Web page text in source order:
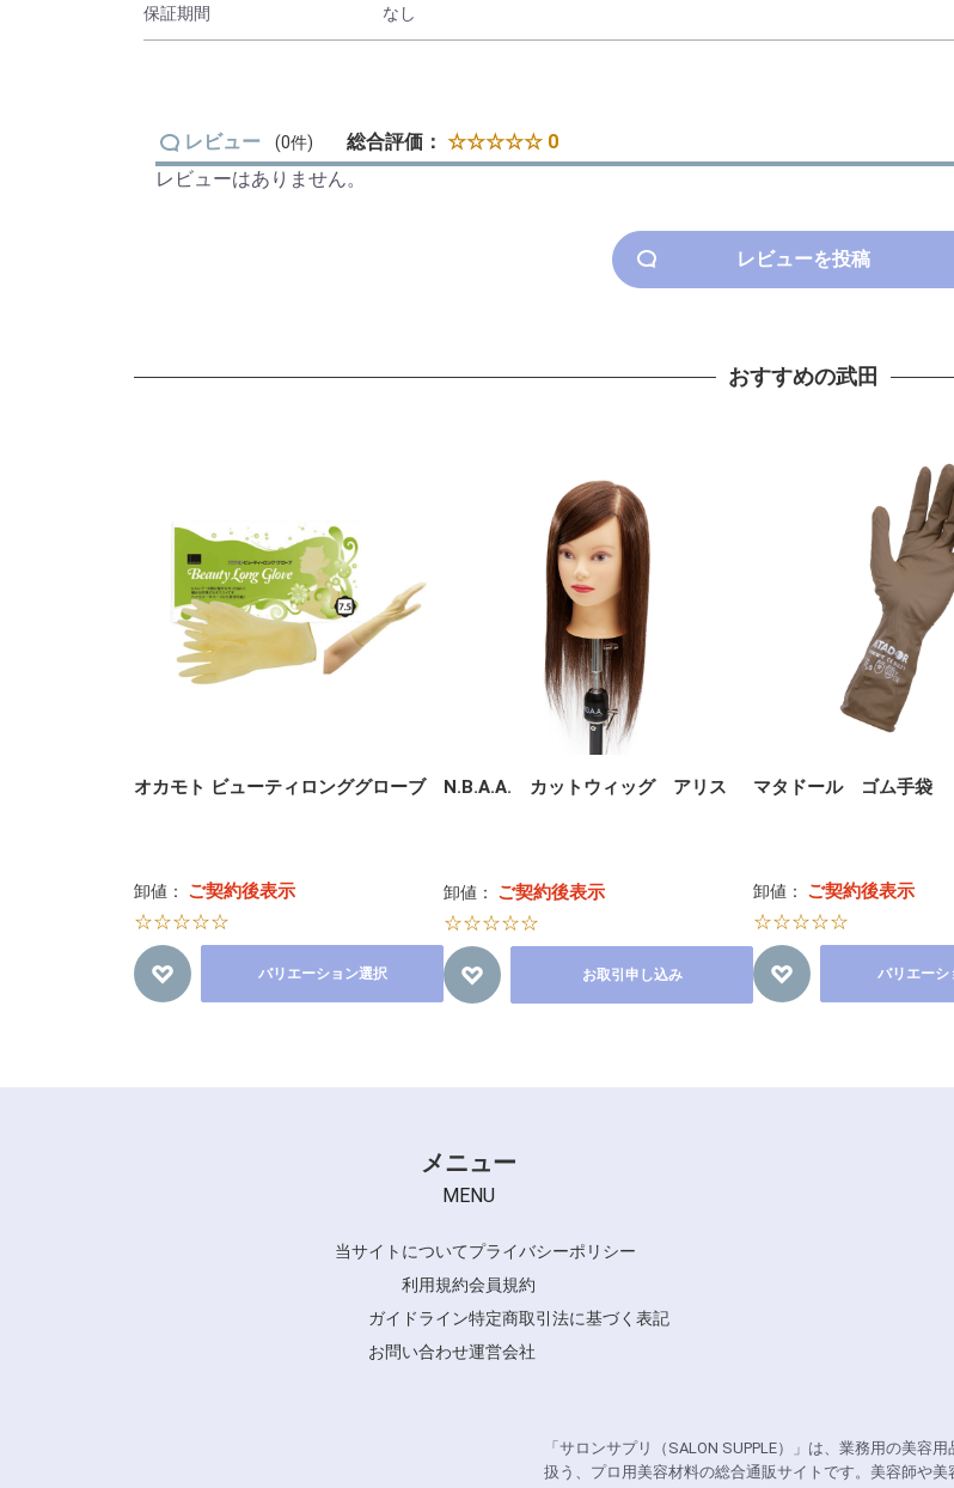
保証期間 なし
レビュー (0件) 総合評価： ☆☆☆☆☆ 0
レビューはありません。
レビューを投稿
おすすめの武田
オカモト ビューティロンググローブ
卸値： ご契約後表示
☆☆☆☆☆
バリエーション選択
N.B.A.A. カットウィッグ アリス
卸値： ご契約後表示
☆☆☆☆☆
お取引申し込み
マタドール ゴム手袋
卸値： ご契約後表示
☆☆☆☆☆
バリエーシ
メニュー
MENU
当サイトについてプライバシーポリシー
利用規約会員規約
ガイドライン特定商取引法に基づく表記
お問い合わせ運営会社
「サロンサプリ（SALON SUPPLE）」は、業務用の美容用
扱う、プロ用美容材料の総合通販サイトです。美容師や美